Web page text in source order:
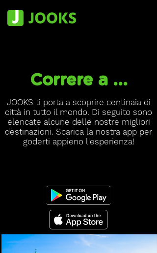
Correre a ...
JOOKS ti porta a scoprire centinaia di
città in tutto il mondo. Di seguito sono
elencate alcune delle nostre migliori
destinazioni. Scarica la nostra app per
goderti appieno l'esperienza!